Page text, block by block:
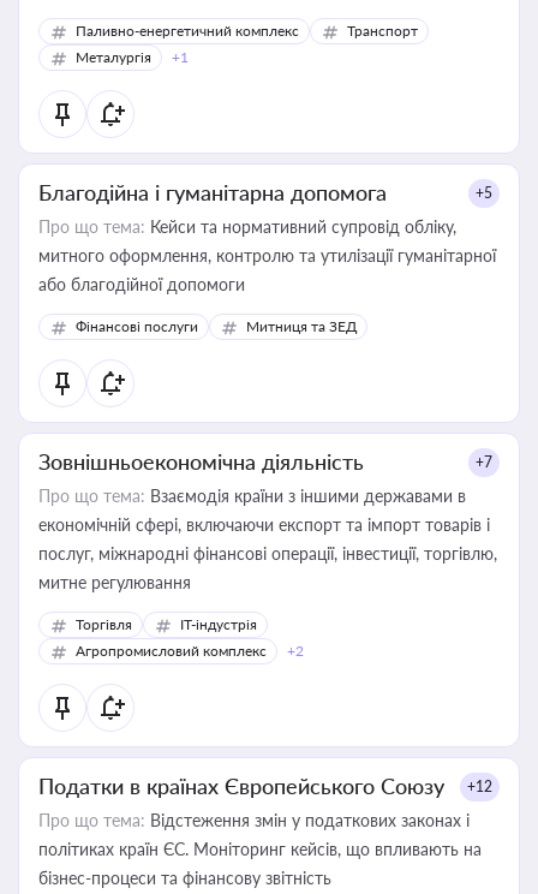
Паливно-енергетичний комплекс
Транспорт
Металургія
+1
Благодійна і гуманітарна допомога +5
Про що тема: Кейси та нормативний супровід обліку,
митного оформлення, контролю та утилізації гуманітарної
або благодійної допомоги
Фінансові послуги Митниця та ЗЕД
Зовнішньоекономічна діяльність +7
Про що тема: Взаємодія країни з іншими державами в
економічній сфері, включаючи експорт та імпорт товарів і
послуг, міжнародні фінансові операції, інвестиції, торгівлю,
митне регулювання
Торгівля
IT-індустрія
Агропромисловий комплекс
+2
Податки в країнах Європейського Союзу +12
Про що тема: Відстеження змін у податкових законах і
політиках країн ЄС. Моніторинг кейсів, що впливають на
бізнес-процеси та фінансову звітність